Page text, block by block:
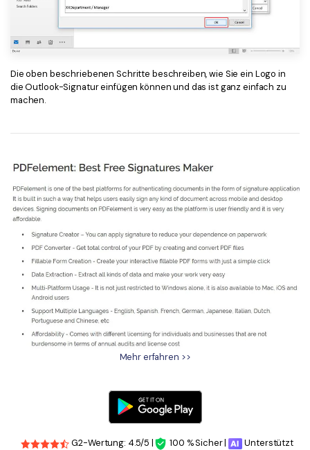
Die oben beschriebenen Schritte beschreiben, wie Sie ein Logo in
die Outlook-Signatur einfügen können und das ist ganz einfach zu
machen.
Mehr erfahren >>
G2-Wertung: 4.5/5 | 100 % Sicher |
Unterstützt